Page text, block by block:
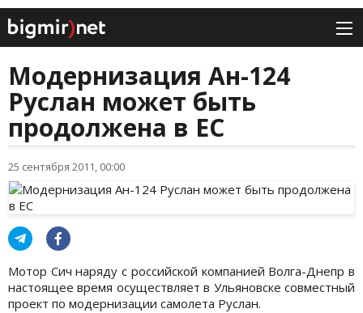
Модернизация Ан-124
Руслан может быть
продолжена в ЕC
25 сентября 2011, 00:00
Мотор Сич наряду с российской компанией Волга-Днепр в
настоящее время осуществляет в Ульяновске совместный
проект по модернизации самолета Руслан.